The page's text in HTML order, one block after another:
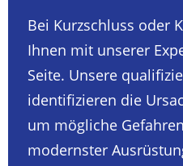
Bei Kurzschluss oder
Ihnen mit unserer
Seite. Unsere
identifizieren die
um mögliche
modernster